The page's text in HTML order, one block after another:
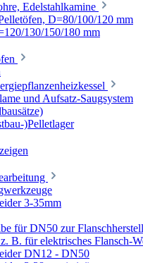
Edelstahlkamine
D=80/100/120 mm
130/150/180 mm
und Aufsatz-Saugsystem
)Pelletlager
3-35mm
für DN50 zur
B. für elektrisches Flansch-
DN12 - DN50